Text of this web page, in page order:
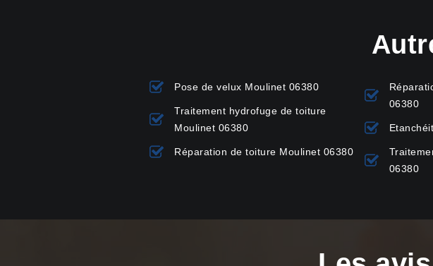
Pose de velux Moulinet 06380
Traitement hydrofuge de toiture
Moulinet 06380
Réparation de toiture Moulinet 06380
06380
06380